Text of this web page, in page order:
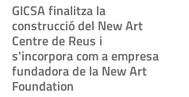
GICSA finalitza la
construcció del New Art
Centre de Reus i
s'incorpora com a empresa
fundadora de la New Art
Foundation